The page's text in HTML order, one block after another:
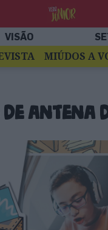
VISÃO
MIÚDOS A
de antena